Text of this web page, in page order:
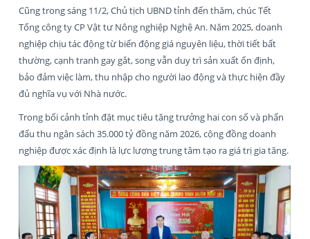
Cũng trong sáng 11/2, Chủ tịch UBND tỉnh đến thăm, chúc Tết
Tổng công ty CP Vật tư Nông nghiệp Nghệ An. Năm 2025, doanh
nghiệp chịu tác động từ biến động giá nguyên liệu, thời tiết bất
thường, cạnh tranh gay gắt, song vẫn duy trì sản xuất ổn định,
bảo đảm việc làm, thu nhập cho người lao động và thực hiện đầy
đủ nghĩa vụ với Nhà nước.
Trong bối cảnh tỉnh đặt mục tiêu tăng trưởng hai con số và phấn
đấu thu ngân sách 35.000 tỷ đồng năm 2026, cộng đồng doanh
nghiệp được xác định là lực lượng trung tâm tạo ra giá trị gia tăng.